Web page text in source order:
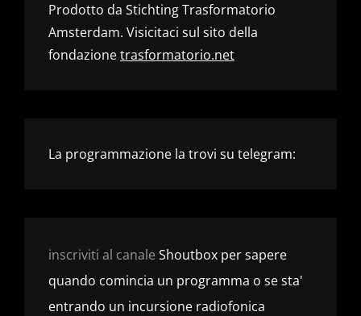
Prodotto da Stichting Trasformatorio
Amsterdam. Visicitaci sul sito della
fondazionetrasformatorio.net
La programmazione la trovi su telegram:
inscriviti al canale Shoutbox per sapere
quando comincia un programma o se sta'
entrando un incursione radiofonica